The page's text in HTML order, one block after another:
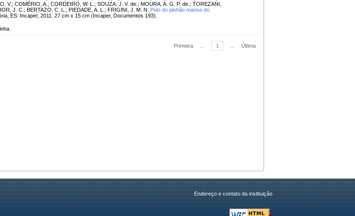
V.; COMÉRIO, A. ; CORDEIRO, W. L. ; SOUZA, J. V. de. ; MOURA, A. G. P. de. ; TOREZANI,
J. C. ; BERTAZO, C. L. ; PIEDADE, A. L. ; FRIGINI, J. M. N.
Polo do pinhão manso do
ES: Incaper, 2011. 27 cm x 15 cm (Incaper, Documentos 193).
Primeira 1 Última
Endereço e contato da instituição